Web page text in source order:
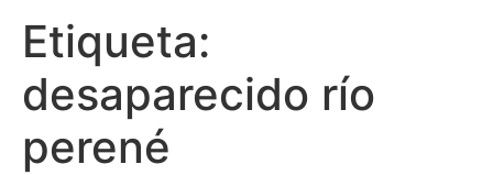
Etiqueta:
desaparecido río
perené